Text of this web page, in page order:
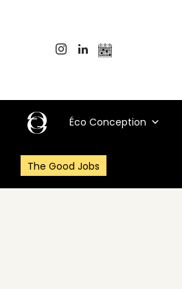
Éco Conception
The Good Jobs